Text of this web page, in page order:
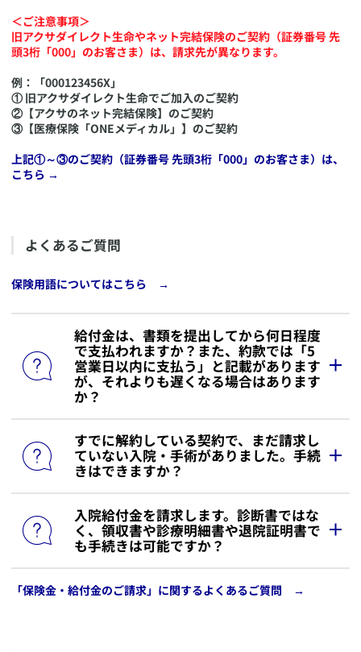
＜ご注意事項＞
旧アクサダイレクト生命やネット完結保険のご契約（証券番号 先
頭3桁「000」のお客さま）は、請求先が異なります。
例：「000123456X」
① 旧アクサダイレクト生命でご加入のご契約
②【アクサのネット完結保険】のご契約
③【医療保険「ONEメディカル」】のご契約
上記①～③のご契約（証券番号 先頭3桁「000」のお客さま）は、
こちら →
​よくあるご質問
​​保険用語についてはこちら →
​給付金は、書類を提出してから何日程度
で支払われますか？また、約款では「5
営業日以内に支払う」と記載があります
が、それよりも遅くなる場合はあります
か？
​通常は、弊社に書類が到着した日（インターネットで
お手続きが完了した日）の翌日から5営業日以内（土
日・祝日・年末年始を除く）にお支払いしておりま
また、5営業日を超えてのお支払いとなった場合、遅
延利息をお付けしてお支払いしております。
遅延利息の詳細については、「給付金の請求手続きが
完了し「お支払いのご案内」が届きました。「遅延利
か？」をご確認ください。
​すでに解約している契約で、まだ請求し
ていない入院・手術がありました。手続
きはできますか？
​有効期間中の入院・手術であれば、解約後でも請求は
可能です。
ー までお問い合わせください。
​入院給付金を請求します。診断書ではな
く、領収書や診療明細書や退院証明書で
も手続きは可能ですか？
​一定の条件を満たす入院のみのご請求の場合、診断書
​「保険金・給付金のご請求」に関するよくあるご質問 →